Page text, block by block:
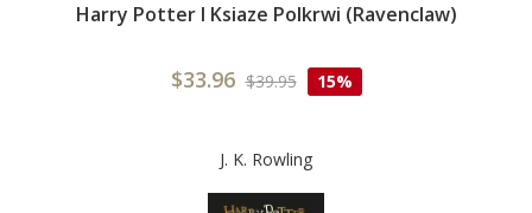
Harry Potter I Ksiaze Polkrwi (Ravenclaw)
$33.96 $39.95 15%
J. K. Rowling